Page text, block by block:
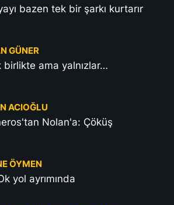
bazen tek bir şarkı kurtarır
GÜNER
birlikte ama yalnızlar…
ACIOĞLU
Nolan'a: Çöküş
ÖYMEN
yol ayrımında